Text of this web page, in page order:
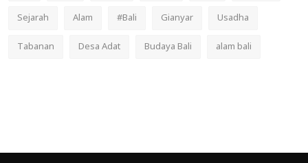
Sejarah
Alam #Bali Gianyar
Usadha
Tabanan
Desa Adat Budaya Bali alam bali